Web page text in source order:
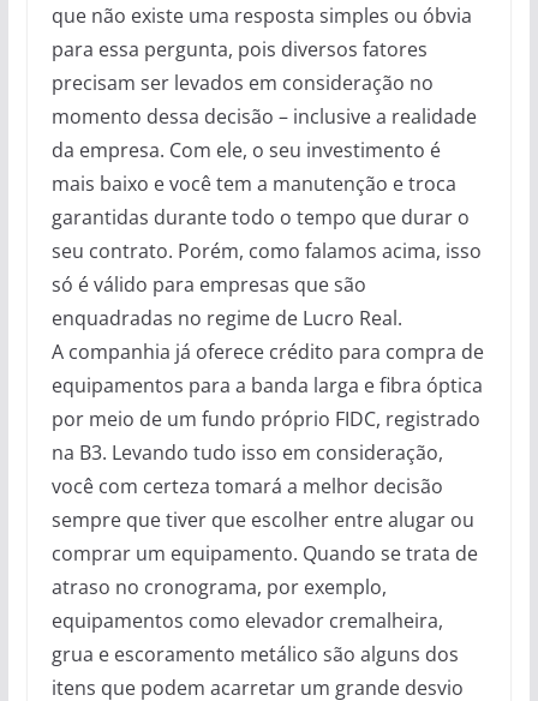
que não existe uma resposta simples ou óbvia
para essa pergunta, pois diversos fatores
precisam ser levados em consideração no
momento dessa decisão – inclusive a realidade
da empresa. Com ele, o seu investimento é
mais baixo e você tem a manutenção e troca
garantidas durante todo o tempo que durar o
seu contrato. Porém, como falamos acima, isso
só é válido para empresas que são
enquadradas no regime de Lucro Real.
A companhia já oferece crédito para compra de
equipamentos para a banda larga e fibra óptica
por meio de um fundo próprio FIDC, registrado
na B3. Levando tudo isso em consideração,
você com certeza tomará a melhor decisão
sempre que tiver que escolher entre alugar ou
comprar um equipamento. Quando se trata de
atraso no cronograma, por exemplo,
equipamentos como elevador cremalheira,
grua e escoramento metálico são alguns dos
itens que podem acarretar um grande desvio